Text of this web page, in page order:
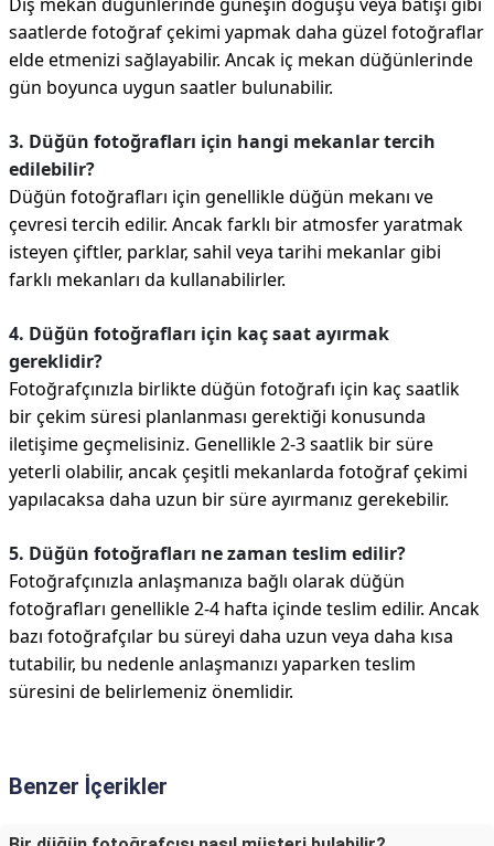
saatlerde fotoğraf çekimi yapmak daha güzel fotoğraflar
elde etmenizi sağlayabilir. Ancak iç mekan düğünlerinde
gün boyunca uygun saatler bulunabilir.
3. Düğün fotoğrafları için hangi mekanlar tercih
edilebilir?
Düğün fotoğrafları için genellikle düğün mekanı ve
çevresi tercih edilir. Ancak farklı bir atmosfer yaratmak
isteyen çiftler, parklar, sahil veya tarihi mekanlar gibi
farklı mekanları da kullanabilirler.
4. Düğün fotoğrafları için kaç saat ayırmak
gereklidir?
Fotoğrafçınızla birlikte düğün fotoğrafı için kaç saatlik
bir çekim süresi planlanması gerektiği konusunda
iletişime geçmelisiniz. Genellikle 2-3 saatlik bir süre
yeterli olabilir, ancak çeşitli mekanlarda fotoğraf çekimi
yapılacaksa daha uzun bir süre ayırmanız gerekebilir.
5. Düğün fotoğrafları ne zaman teslim edilir?
Fotoğrafçınızla anlaşmanıza bağlı olarak düğün
fotoğrafları genellikle 2-4 hafta içinde teslim edilir. Ancak
bazı fotoğrafçılar bu süreyi daha uzun veya daha kısa
tutabilir, bu nedenle anlaşmanızı yaparken teslim
süresini de belirlemeniz önemlidir.
Benzer İçerikler